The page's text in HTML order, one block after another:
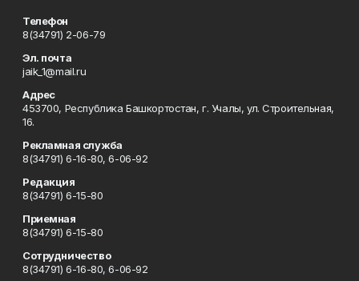
Телефон
8(34791) 2-06-79
Эл. почта
jaik_1@mail.ru
Адрес
453700, Республика Башкортостан, г. Учалы, ул. Строительная,
16.
Рекламная служба
8(34791) 6-16-80, 6-06-92
Редакция
8(34791) 6-15-80
Приемная
8(34791) 6-15-80
Сотрудничество
8(34791) 6-16-80, 6-06-92